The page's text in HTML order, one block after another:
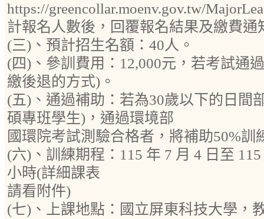
https://greencollar.moenv.gov.tw/
計報名人數後，回覆報名結果及繳費通
(三)、預計招生名額：40人。
(四)、參訓費用：12,000元，若考試通
繳後退的方式)。
(五)、通過補助：若為30歲以下的日間
碩專班學生)，通過環境部
國環院考試測驗合格者，將補助50%訓
(六)、訓練期程：115 年 7 月 4 日至
小時(詳細課表
請看附件)
(七)、上課地點：國立屏東科技大學，